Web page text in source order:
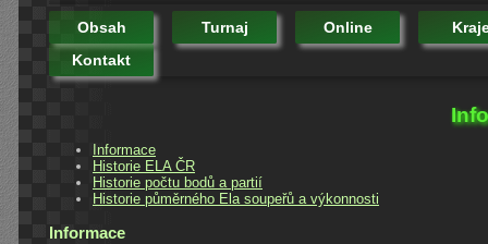
Obsah Turnaj Online
Kontakt
Informace
Historie ELA ČR
Historie počtu bodů a partií
Historie půměrného Ela soupeřů a výkonnosti
Informace